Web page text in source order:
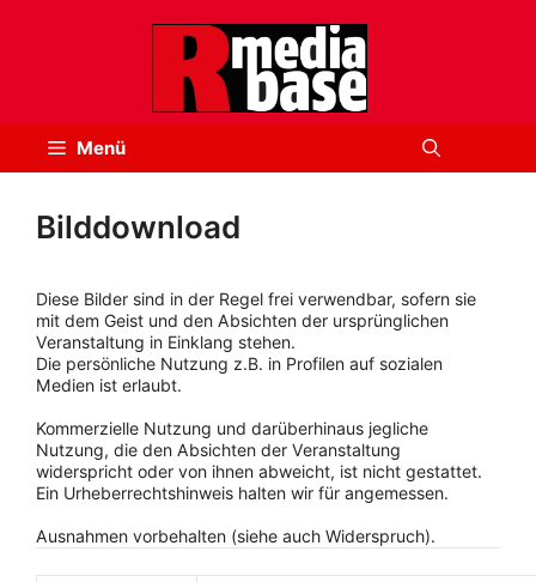
Menü
Bilddownload
Diese Bilder sind in der Regel frei verwendbar, sofern sie
mit dem Geist und den Absichten der ursprünglichen
Veranstaltung in Einklang stehen.
Die persönliche Nutzung z.B. in Profilen auf sozialen
Medien ist erlaubt.
Kommerzielle Nutzung und darüberhinaus jegliche
Nutzung, die den Absichten der Veranstaltung
widerspricht oder von ihnen abweicht, ist nicht gestattet.
Ein Urheberrechtshinweis halten wir für angemessen.
Ausnahmen vorbehalten (siehe auch Widerspruch).